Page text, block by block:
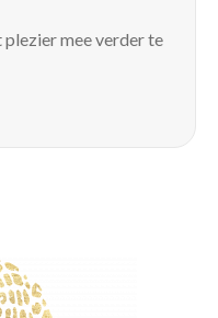
mee verder te